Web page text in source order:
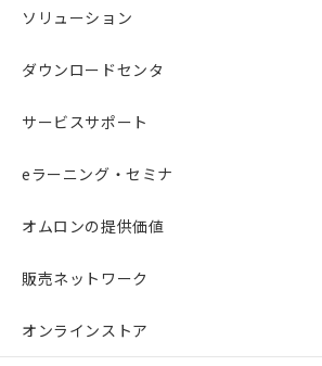
ソリューション
ダウンロードセンタ
サービスサポート
eラーニング・セミナ
オムロンの提供価値
販売ネットワーク
オンラインストア